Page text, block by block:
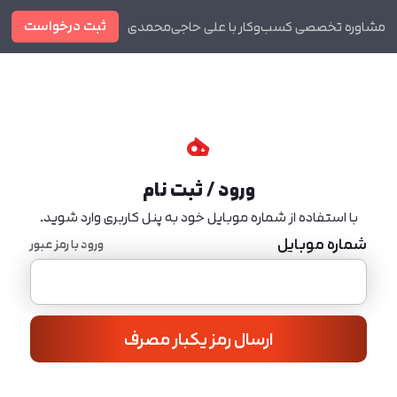
مشاوره تخصصی کسب‌وکار با علی حاجی‌محمدی ثبت درخواست
ورود / ثبت نام
با استفاده از شماره موبایل خود به پنل کاربری وارد شوید.
شماره موبایل ورود با رمز عبور
ارسال رمز یکبار مصرف